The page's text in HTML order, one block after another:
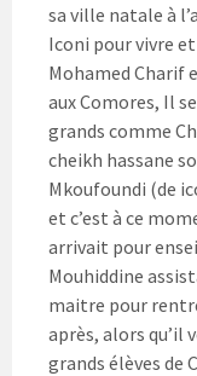
sa ville natale à
Iconi pour vivre
Mohamed Charif
aux Comores, Il
grands comme
cheikh hassane
Mkoufoundi (de
et c’est à ce
arrivait pour
Mouhiddine
maitre pour
après, alors qu’il
grands élèves de